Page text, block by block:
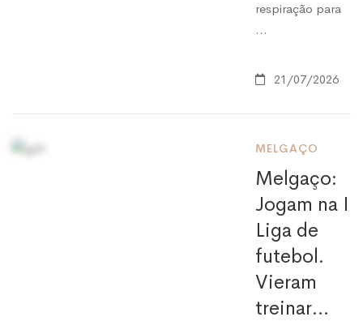
respiração para
…
21/07/2026
MELGAÇO
Melgaço:
Jogam na I
Liga de
futebol.
Vieram
treinar…